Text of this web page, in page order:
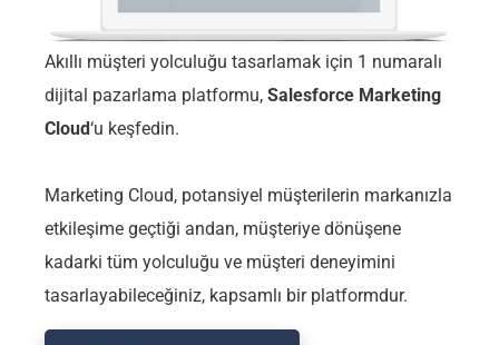
Akıllı müşteri yolculuğu tasarlamak için 1 numaralı
dijital pazarlama platformu, Salesforce Marketing
Cloud‘u keşfedin.
Marketing Cloud, potansiyel müşterilerin markanızla
etkileşime geçtiği andan, müşteriye dönüşene
kadarki tüm yolculuğu ve müşteri deneyimini
tasarlayabileceğiniz, kapsamlı bir platformdur.